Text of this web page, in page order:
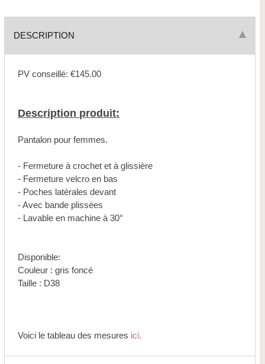
DESCRIPTION
PV conseillé: €145.00
Description produit:
Pantalon pour femmes.
- Fermeture à crochet et à glissière
- Fermeture velcro en bas
- Poches latérales devant
- Avec bande plissées
- Lavable en machine à 30°
Disponible:
Couleur : gris foncé
Taille : D38
Voici le tableau des mesures ici.